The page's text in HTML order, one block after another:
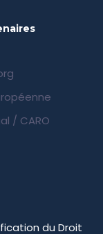
/ CARO
du Droit